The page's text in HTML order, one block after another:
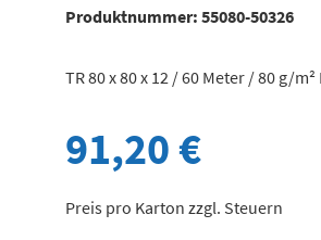
Produktnummer:55080-50326
TR 80 x 80 x 12 / 60 Meter / 80 g/m²
91,20 €
Preis pro Karton zzgl. Steuern